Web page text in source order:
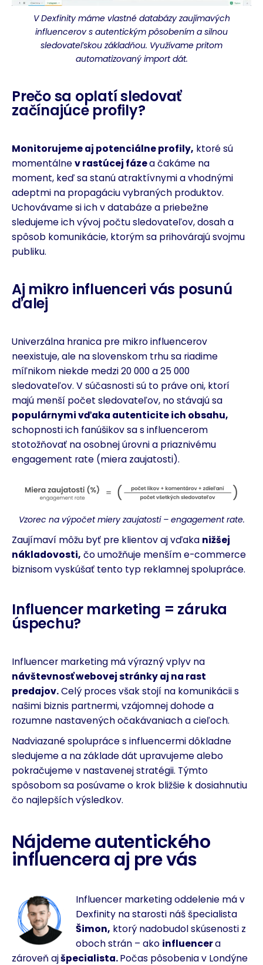
V Dexfinity máme vlastné databázy zaujímavých
influencerov s autentickým pôsobením a silnou
sledovateľskou základňou. Využívame pritom
automatizovaný import dát.
Prečo sa oplatí sledovať
začínajúce profily?
Monitorujeme aj potenciálne profily, ktoré sú
momentálnev rastúcej fázea čakáme na
moment, keď sa stanú atraktívnymi a vhodnými
adeptmi na propagáciu vybraných produktov.
Uchovávame si ich v databáze a priebežne
sledujeme ich vývoj počtu sledovateľov, dosah a
spôsob komunikácie, ktorým sa prihovárajú svojmu
publiku.
Aj mikro influenceri vás posunú
ďalej
Univerzálna hranica pre mikro influencerov
neexistuje, ale na slovenskom trhu sa riadime
míľnikom niekde medzi 20 000 a 25 000
sledovateľov. V súčasnosti sú to práve oni, ktorí
majú menší počet sledovateľov, no stávajú sa
populárnymi vďaka autenticite ich obsahu,
schopnosti ich fanúšikov sa s influencerom
stotožňovať na osobnej úrovni a priaznivému
engagement rate (miera zaujatosti).
Vzorec na výpočet miery zaujatosti – engagement rate.
Zaujímaví môžu byť pre klientov aj vďaka nižšej
nákladovosti, čo umožňuje menším e-commerce
biznisom vyskúšať tento typ reklamnej spolupráce.
Influencer marketing = záruka
úspechu?
Influencer marketing má výrazný vplyv na
návštevnosť webovej stránky aj na rast
predajov.Celý proces však stojí na komunikácii s
našimi biznis partnermi, vzájomnej dohode a
rozumne nastavených očakávaniach a cieľoch.
Nadviazané spolupráce s influencermi dôkladne
sledujeme a na základe dát upravujeme alebo
pokračujeme v nastavenej stratégii. Týmto
spôsobom sa posúvame o krok bližšie k dosiahnutiu
čo najlepších výsledkov.
Nájdeme autentického
influencera aj pre vás
Influencer marketing oddelenie má v
Dexfinity na starosti náš špecialista
Šimon, ktorý nadobudol skúsenosti z
oboch strán – ako influencera
zároveň ajšpecialista.Počas pôsobenia v Londýne